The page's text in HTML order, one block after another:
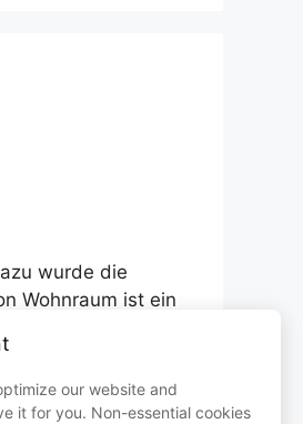
wurde die
Wohnraum ist ein
Es werden dafür
our website and
it for you. Non-essential cookies